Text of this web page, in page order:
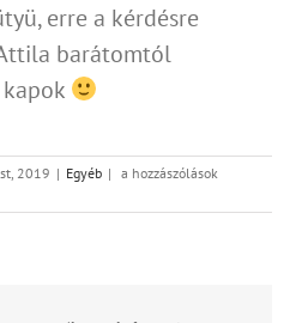
erre a kérdésre
barátomtól
2019 | Egyéb | Milyen
kaput
a hozzászólások